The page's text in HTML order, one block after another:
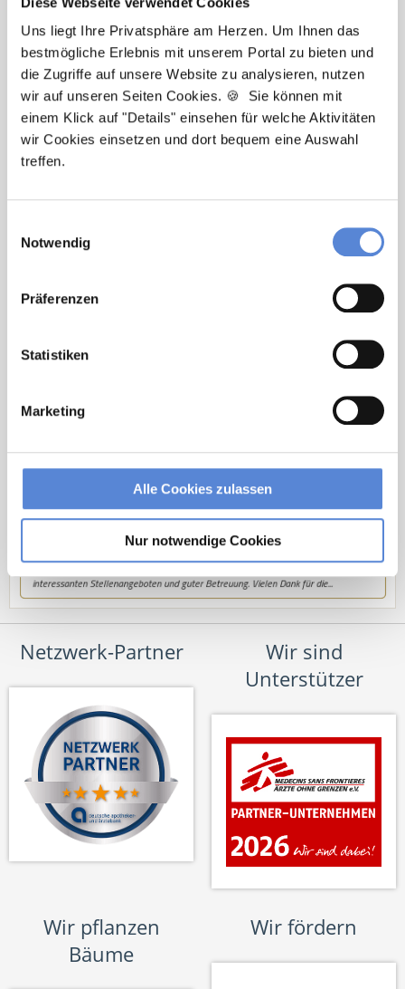
Uns liegt Ihre Privatsphäre am Herzen. Um Ihnen das
bestmögliche Erlebnis mit unserem Portal zu bieten und
die Zugriffe auf unsere Website zu analysieren, nutzen
wir auf unseren Seiten Cookies. 🍪 Sie können mit
einem Klick auf "Details" einsehen für welche Aktivitäten
wir Cookies einsetzen und dort bequem eine Auswahl
treffen.
Notwendig
Präferenzen
Statistiken
Marketing
Alle Cookies zulassen
Nur notwendige Cookies
Tanja Bellon
Ansprechpartnerin
Sie möchten sich beruflich neu orientieren? Ich
unterstütze Sie bei der Suche nach einer Stelle, die
Bewerbungsprozess bin ich gerne für Sie da!
Jetzt zur kostenlosen Stellenanfrage
Kontakt
Fax: +49 (0) 521 / 911 730 31
Netzwerk-Partner
Wir sind
Unterstützer
Wir pflanzen
Bäume
Wir fördern